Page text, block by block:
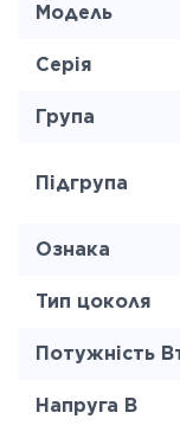
Модель
Серія
Група
Підгрупа
Ознака
Тип цоколя
Потужність
Напруга В